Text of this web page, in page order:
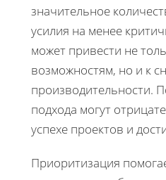
значительное
усилия на менее
может привести не
возможностям, но и к
производительности.
подхода могут
успехе проектов и
Приоритизация